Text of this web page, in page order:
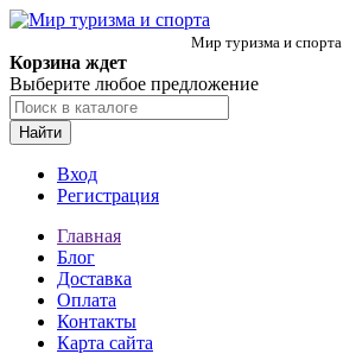
Мир туризма и спорта
Корзина ждет
Выберите любое предложение
Найти
Вход
Регистрация
Главная
Блог
Доставка
Оплата
Контакты
Карта сайта